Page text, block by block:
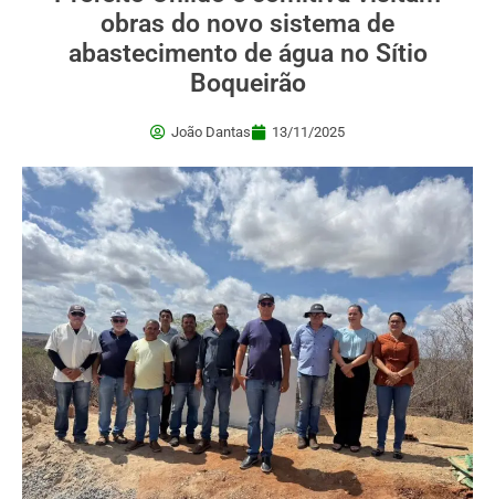
obras do novo sistema de
abastecimento de água no Sítio
Boqueirão
João Dantas 13/11/2025